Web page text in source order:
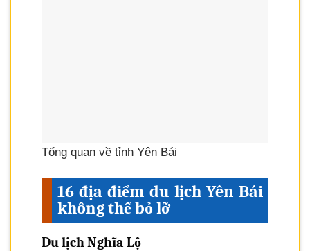
Tổng quan về tỉnh Yên Bái
16 địa điểm du lịch Yên Bái
không thể bỏ lỡ
Du lịch Nghĩa Lộ